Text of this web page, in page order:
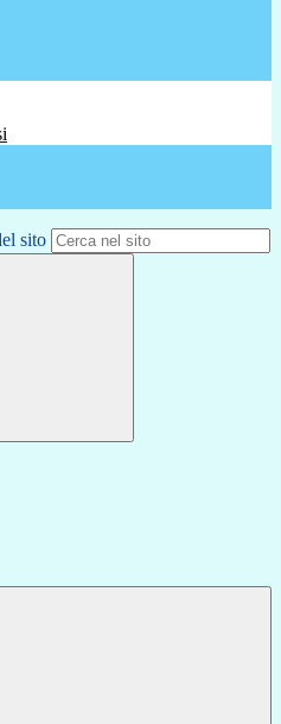
sito